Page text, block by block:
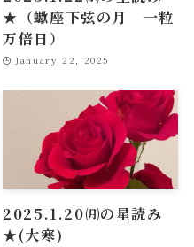
★（蠍座下弦の月 一粒
万倍日）
January 22, 2025
2025.1.20㈪の星読み
★(大寒)